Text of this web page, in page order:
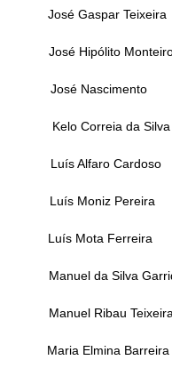
José Gaspar
José Hipólito
José
Kelo Correia
Luís Alfaro
Luís Moniz
Luís Mota
Manuel da
Manuel Ribau
Maria Elmina